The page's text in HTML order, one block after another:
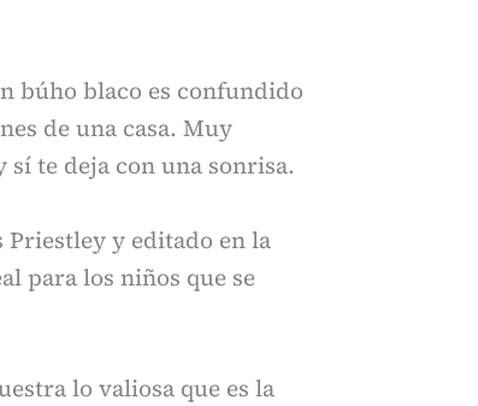
búho blaco es confundido
de una casa. Muy
te deja con una sonrisa.
y editado en la
para los niños que se
lo valiosa que es la